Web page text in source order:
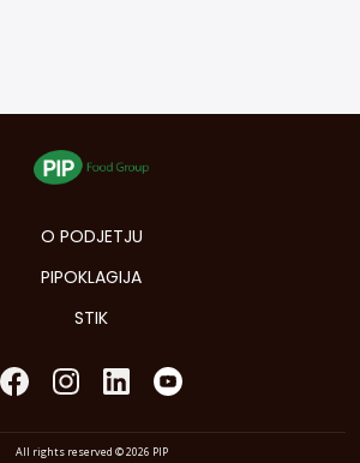
O PODJETJU
PIPOKLAGIJA
STIK
All rights reserved © 2026 PIP